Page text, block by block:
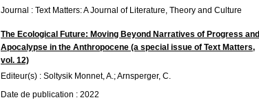
Journal : Text Matters: A Journal of Literature, Theory and Culture
The Ecological Future: Moving Beyond Narratives of Progress and
Apocalypse in the Anthropocene (a special issue of Text Matters,
vol. 12)
Editeur(s) : Soltysik Monnet, A.; Arnsperger, C.
Date de publication : 2022